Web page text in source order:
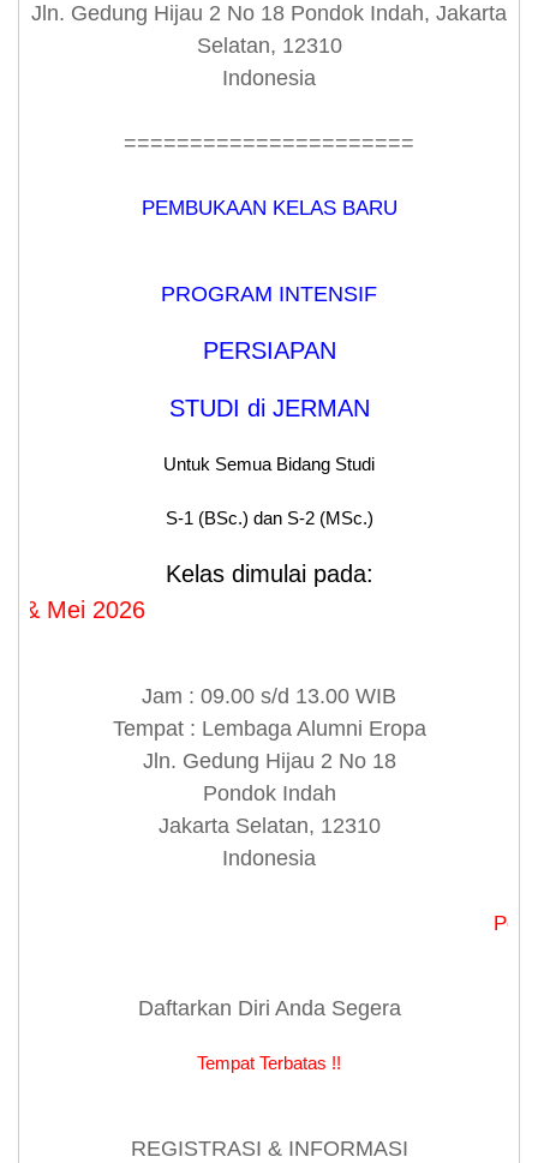
Jln. Gedung Hijau 2 No 18 Pondok Indah, Jakarta
Selatan, 12310
Indonesia
======================
PEMBUKAAN KELAS BARU
PROGRAM INTENSIF
PERSIAPAN
STUDI di JERMAN
Untuk Semua Bidang Studi
S-1 (BSc.) dan S-2 (MSc.)
Kelas dimulai pada:
2026
Jam : 09.00 s/d 13.00 WIB
Tempat : Lembaga Alumni Eropa
Jln. Gedung Hijau 2 No 18
Pondok Indah
Jakarta Selatan, 12310
Indonesia
Daftarkan Diri Anda Segera
Tempat Terbatas !!
REGISTRASI & INFORMASI